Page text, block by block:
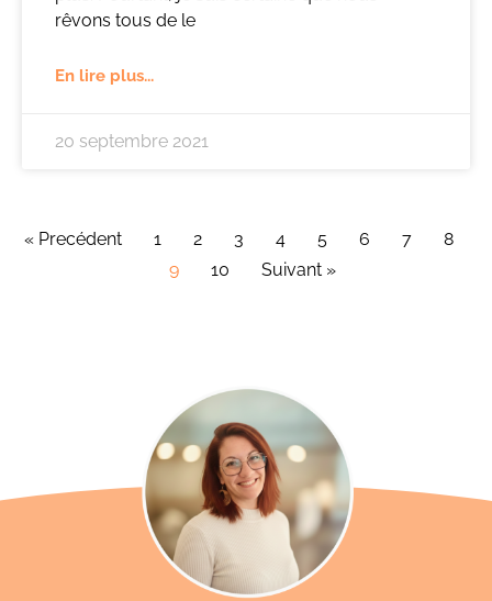
rêvons tous de le
En lire plus...
20 septembre 2021
« Precédent 1 2 3 4 5 6 7
8
9
10 Suivant »